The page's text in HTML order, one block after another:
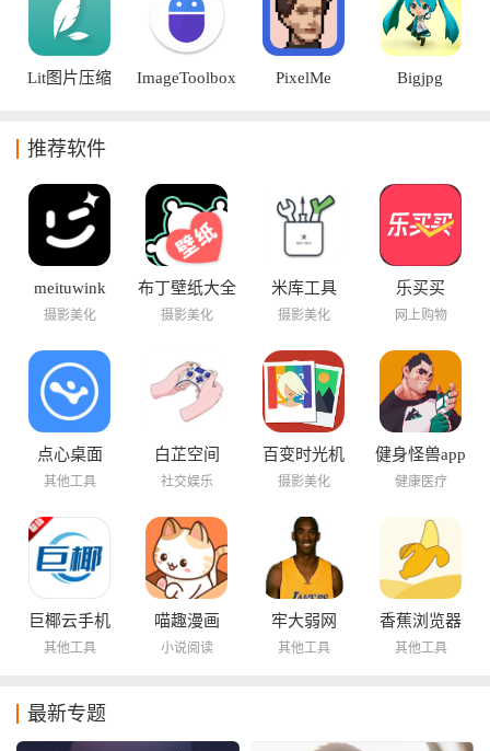
Lit图片压缩 ImageToolbox PixelMe Bigjpg
推荐软件
meituwink
摄影美化
布丁壁纸大全
摄影美化
米库工具
摄影美化
乐买买
网上购物
点心桌面
其他工具
白芷空间
社交娱乐
百变时光机
摄影美化
健身怪兽app
健康医疗
巨椰云手机
其他工具
喵趣漫画
小说阅读
牢大弱网
其他工具
香蕉浏览器
其他工具
最新专题